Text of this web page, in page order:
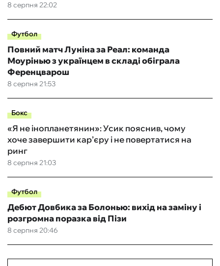
8 серпня 22:02
Футбол
8 серпня 21:53
Повний матч Луніна за Реал: команда
Моурінью з українцем в складі обіграла
Ференцварош
Бокс
8 серпня 21:03
«Я не інопланетянин»: Усик пояснив, чому
хоче завершити кар’єру і не повертатися на
ринг
Футбол
8 серпня 20:46
Дебют Довбика за Болонью: вихід на заміну і
розгромна поразка від Пізи